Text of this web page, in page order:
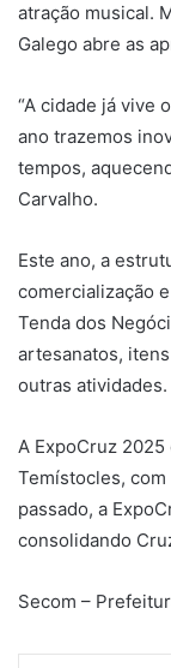
atração musical.
Galego abre as
“A cidade já vive
ano trazemos
tempos,
Carvalho.
Este ano, a
comercialização
Tenda dos
artesanatos,
outras atividades.
A ExpoCruz
Temístocles,
passado, a
consolidando
Secom –